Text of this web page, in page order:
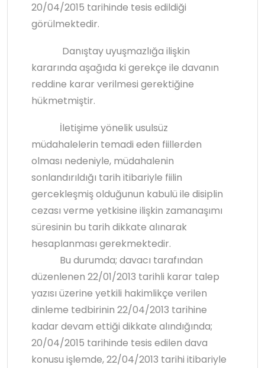
20/04/2015 tarihinde tesis edildiği
görülmektedir.
Danıştay uyuşmazlığa ilişkin
kararında aşağıda ki gerekçe ile davanın
reddine karar verilmesi gerektiğine
hükmetmiştir.
İletişime yönelik usulsüz
müdahalelerin temadi eden fiillerden
olması nedeniyle, müdahalenin
sonlandırıldığı tarih itibariyle fiilin
gercekleşmiş olduğunun kabulü ile disiplin
cezası verme yetkisine ilişkin zamanaşımı
süresinin bu tarih dikkate alınarak
hesaplanması gerekmektedir.
Bu durumda; davacı tarafından
düzenlenen 22/01/2013 tarihli karar talep
yazısı üzerine yetkili hakimlikçe verilen
dinleme tedbirinin 22/04/2013 tarihine
kadar devam ettiği dikkate alındığında;
20/04/2015 tarihinde tesis edilen dava
konusu işlemde, 22/04/2013 tarihi itibariyle